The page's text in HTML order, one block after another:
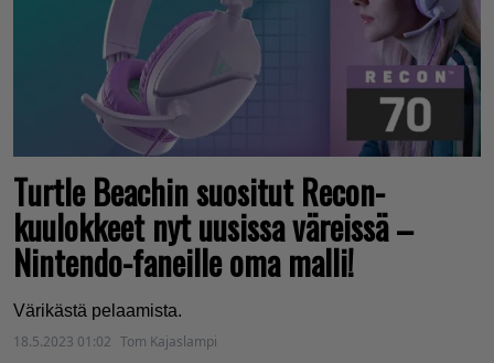
Turtle Beachin suositut Recon-
kuulokkeet nyt uusissa väreissä –
Nintendo-faneille oma malli!
Värikästä pelaamista.
18.5.2023 01:02 Tom Kajaslampi